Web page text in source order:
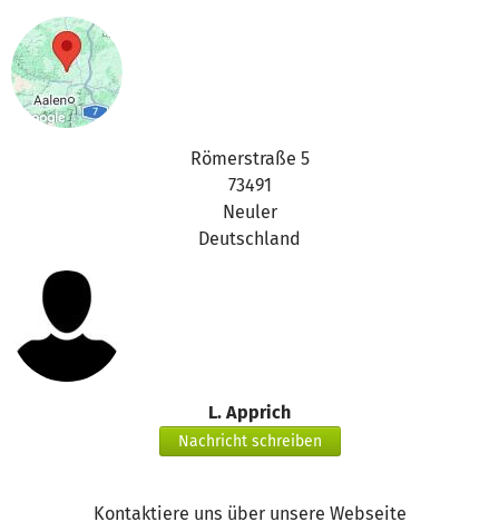
Römerstraße 5
73491
Neuler
Deutschland
L. Apprich
Nachricht schreiben
Kontaktiere uns über unsere Webseite